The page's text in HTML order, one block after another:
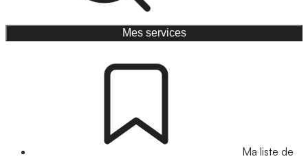
Mes services
Ma liste de